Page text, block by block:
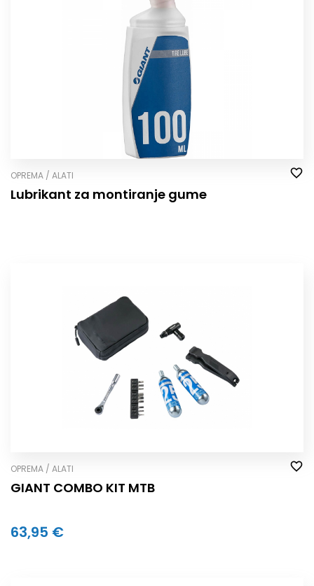
OPREMA / ALATI
Lubrikant za montiranje gume
OPREMA / ALATI
GIANT COMBO KIT MTB
63,95 €